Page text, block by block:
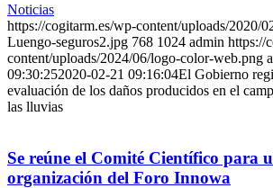
Noticias
https://cogitarm.es/wp-content/uploads/2020/
Luengo-seguros2.jpg 768 1024 admin https://
content/uploads/2024/06/logo-color-web.png
09:30:252020-02-21 09:16:04El Gobierno
evaluación de los daños producidos en el
las lluvias
Se reúne el Comité Científico para
organización del Foro Innowa